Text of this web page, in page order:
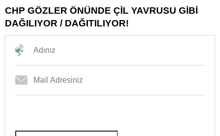
CHP GÖZLER ÖNÜNDE ÇİL YAVRUSU GİBİ
DAĞILIYOR / DAĞITILIYOR!